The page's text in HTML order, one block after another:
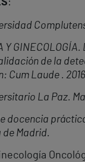
:
Y
de la
Cum Laude . 2016
La Paz.
docencia
de Madrid.